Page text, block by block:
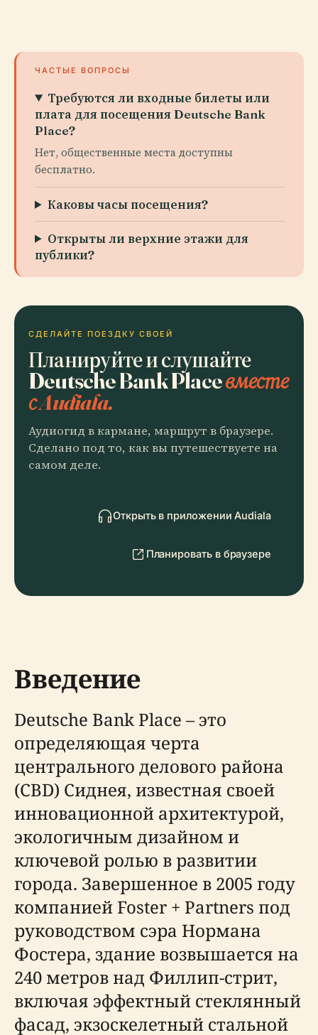
ЧАСТЫЕ ВОПРОСЫ
Требуются ли входные билеты или
плата для посещения Deutsche Bank
Place?
Нет, общественные места доступны
бесплатно.
Каковы часы посещения?
Открыты ли верхние этажи для
публики?
СДЕЛАЙТЕ ПОЕЗДКУ СВОЕЙ
Планируйте и слушайте
Deutsche Bank Placeвместе
с Audiala.
Аудиогид в кармане, маршрут в браузере.
Сделано под то, как вы путешествуете на
самом деле.
Открыть в приложении Audiala
Планировать в браузере
Введение
Deutsche Bank Place – это
определяющая черта
центрального делового района
(CBD) Сиднея, известная своей
инновационной архитектурой,
экологичным дизайном и
ключевой ролью в развитии
города. Завершенное в 2005 году
компанией Foster + Partners под
руководством сэра Нормана
Фостера, здание возвышается на
240 метров над Филлип-стрит,
включая эффектный стеклянный
фасад, экзоскелетный стальной